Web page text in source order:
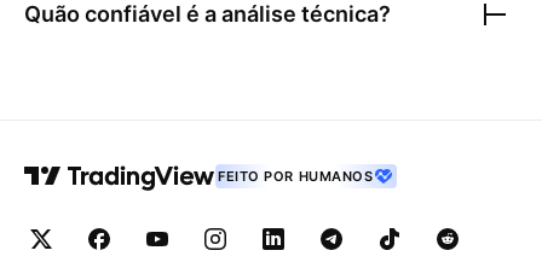
Quão confiável é a análise técnica?
FEITO POR HUMANOS